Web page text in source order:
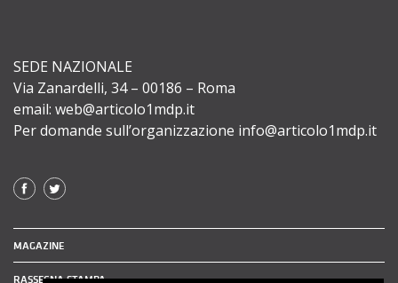
SEDE NAZIONALE
Via Zanardelli, 34 – 00186 – Roma
email: web@articolo1mdp.it
Per domande sull’organizzazione info@articolo1mdp.it
MAGAZINE
RASSEGNA STAMPA